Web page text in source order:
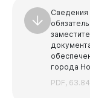
Сведения
города
PDF,